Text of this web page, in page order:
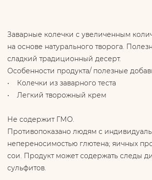
Заварные колечки с увеличенным
на основе натурального творога.
сладкий традиционный десерт.
Особенности продукта/ полезные
• Колечки из заварного теста
• Легкий творожный крем
Не содержит ГМО.
Противопоказано людям с
непереносимостью глютена; яичных
сои. Продукт может содержать следы
сульфитов.